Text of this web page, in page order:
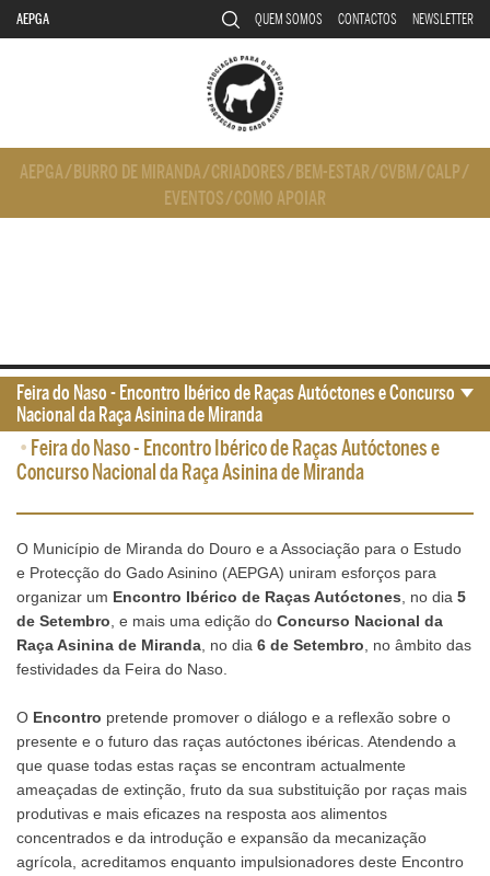
AEPGA QUEM SOMOS CONTACTOS NEWSLETTER
AEPGA/ BURRO DE MIRANDA/CRIADORES/ BEM-ESTAR/CVBM/CALP/
EVENTOS/COMO APOIAR
• Feira do Naso - Encontro Ibérico de Raças Autóctones e
Concurso Nacional da Raça Asinina de Miranda
O Município de Miranda do Douro e a Associação para o Estudo
e Protecção do Gado Asinino (AEPGA) uniram esforços para
organizar um Encontro Ibérico de Raças Autóctones , no dia 5
de Setembro , e mais uma edição do Concurso Nacional da
Raça Asinina de Miranda , no dia 6 de Setembro , no âmbito das
festividades da Feira do Naso.
O Encontro pretende promover o diálogo e a reflexão sobre o
presente e o futuro das raças autóctones ibéricas. Atendendo a
que quase todas estas raças se encontram actualmente
ameaçadas de extinção, fruto da sua substituição por raças mais
produtivas e mais eficazes na resposta aos alimentos
concentrados e da introdução e expansão da mecanização
agrícola, acreditamos enquanto impulsionadores deste Encontro
Feira do Naso - Encontro Ibérico de Raças Autóctones e Concurso
Nacional da Raça Asinina de Miranda